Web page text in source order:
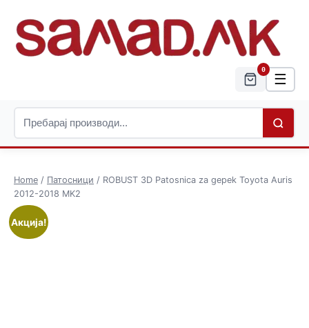
0
☰
Home / Патосници / ROBUST 3D Patosnica za gepek Toyota Auris
2012-2018 MK2
Акција!